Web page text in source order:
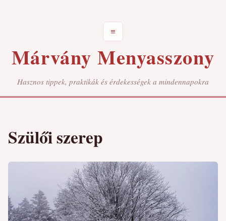
≡
Márvány Menyasszony
Hasznos tippek, praktikák és érdekességek a mindennapokra
Szülői szerep